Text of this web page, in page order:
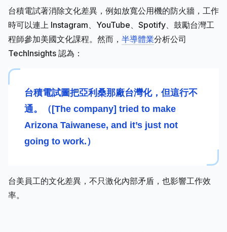
台積電試著消除文化差異，例如放寬公用機的防火牆，工作
時可以連上 Instagram、YouTube、Spotify、鼓勵台灣工
程師參加美國文化課程。然而， 半導體業分析公司
TechInsights 認為：
台積電試圖把亞利桑那廠台灣化，但這行不
通。（[The company] tried to make
Arizona Taiwanese, and it’s just not
going to work.）
台美員工的文化差異，不只激化內部矛盾，也影響工作效
率。